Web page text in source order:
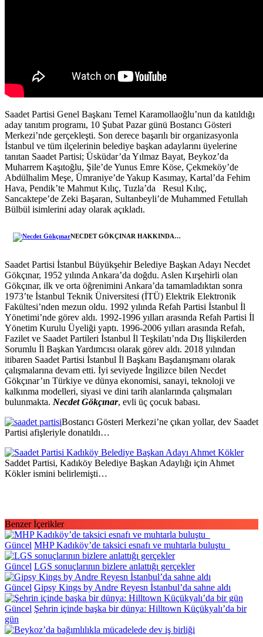
Saadet Partisi Genel Başkanı Temel Karamollaoğlu’nun da katıldığı
aday tanıtım programı, 10 Şubat Pazar günü Bostancı Gösteri
Merkezi’nde gerçekleşti. Son derece başarılı bir organizasyonla
İstanbul ve tüm ilçelerinin belediye başkan adaylarını üyelerine
tanıtan Saadet Partisi; Üsküdar’da Yılmaz Bayat, Beykoz’da
Muharrem Kaşıtoğlu, Şile’de Yunus Emre Köse, Çekmeköy’de
Abdülhalim Meşe, Ümraniye’de Yakup Kasımay, Kartal’da Fehim
Hava, Pendik’te Mahmut Kılıç, Tuzla’da Resul Kılıç,
Sancaktepe’de Zeki Başaran, Sultanbeyli’de Muhammed Fetullah
Bülbül isimlerini aday olarak açıkladı.
NECDET GÖKÇINAR HAKKINDA…
Saadet Partisi İstanbul Büyükşehir Belediye Başkan Adayı Necdet
Gökçınar, 1952 yılında Ankara’da doğdu. Aslen Kırşehirli olan
Gökçınar, ilk ve orta öğrenimini Ankara’da tamamladıktan sonra
1973’te İstanbul Teknik Üniversitesi (İTÜ) Elektrik Elektronik
Fakültesi’nden mezun oldu. 1992 yılında Refah Partisi İstanbul İl
Yönetimi’nde görev aldı. 1992-1996 yılları arasında Refah Partisi İl
Yönetim Kurulu Üyeliği yaptı. 1996-2006 yılları arasında Refah,
Fazilet ve Saadet Partileri İstanbul İl Teşkilatı’nda Dış İlişkilerden
Sorumlu İl Başkan Yardımcısı olarak görev aldı. 2018 yılından
itibaren Saadet Partisi İstanbul İl Başkanı Başdanışmanı olarak
çalışmalarına devam etti. İyi seviyede İngilizce bilen Necdet
Gökçınar’ın Türkiye ve dünya ekonomisi, sanayi, teknoloji ve
kalkınma modelleri, siyasi ve dini tarih alanlarında çalışmaları
bulunmakta. Necdet Gökçınar, evli üç çocuk babası.
Bostancı Gösteri Merkezi’ne çıkan yollar, dev Saadet
Partisi afişleriyle donatıldı…
Saddet Partisi, Kadıköy Belediye Başkan Adaylığı için Ahmet
Kökler ismini belirlemişti…
Benzer İçerikler
Güncel MHP Kadıköy’de taksici esnafı ve muhtarla buluştu
Güncel LGS sonuçlarının bizlere anlattığı gerçekler
Güncel Gipsy Kings by Andre Reyesn İstanbul’da sahne aldı
Güncel Şehrin içinde başka bir dünya: Hilltown Küçükyalı’da bir
gün